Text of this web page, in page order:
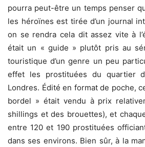
pourra peut-être un temps penser
les héroïnes est tirée d’un journal
on se rendra cela dit assez vite à
était un « guide » plutôt pris au
touristique d’un genre un peu
effet les prostituées du quartier
Londres. Édité en format de poche,
bordel » était vendu à prix
shillings et des brouettes), et
entre 120 et 190 prostituées
dans ses environs. Bien sûr, à la